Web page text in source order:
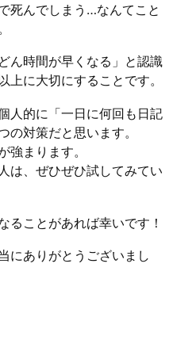
死んでしまう…なんてこと
ん時間が早くなる」と認識
上に大切にすることです。
人的に「一日に何回も日記
の対策だと思います。
強まります。
は、ぜひぜひ試してみてい
ることがあれば幸いです！
にありがとうございまし